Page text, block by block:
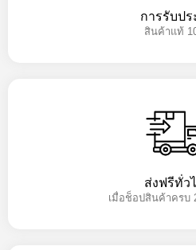
การรับป
สินค้าแท้
ส่งฟรีทั่ว
เมื่อช็อปสินค้าครบ